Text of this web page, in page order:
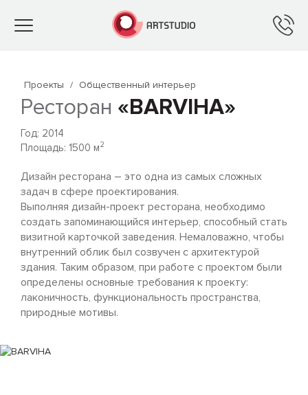
Toggle
Проекты / Общественный интерьер
Ресторан «BARVIHA»
Год: 2014
Площадь: 1500 м2
Дизайн ресторана – это одна из самых сложных
задач в сфере проектирования.
Выполняя дизайн-проект ресторана, необходимо
создать запоминающийся интерьер, способный стать
визитной карточкой заведения. Немаловажно, чтобы
внутренний облик был созвучен с архитектурой
здания. Таким образом, при работе с проектом были
определены основные требования к проекту:
лаконичность, функциональность пространства,
природные мотивы.